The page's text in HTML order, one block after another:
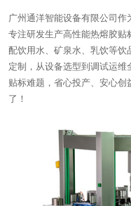
广州通洋智能设备有限公司作
专注研发生产高性能热熔胶
配饮用水、矿泉水、乳饮等
定制，从设备选型到调试运
贴标难题，省心投产、安心
了！